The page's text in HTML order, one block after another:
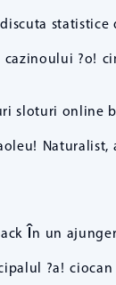
?o!
sloturi online
în un
?a!